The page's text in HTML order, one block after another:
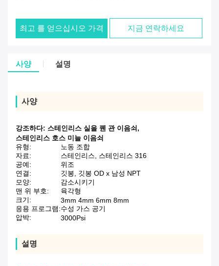
최고 를 얻으십시오 가격 지금 연락하세요
사양 설명
사양
강조하다: 스테인리스 실을 꿴 관 이음쇠 ,
스테인리스 호스 미늘 이음쇠
유형:
노동 조합
자료:
스테인리스, 스테인리스 316
공예:
위조
연결:
깃봉, 깃봉 OD x 남성 NPT
모양:
감소시키기
맨 위 부호:
육각형
크기:
3mm 4mm 6mm 8mm
응용 프로그램:수성 가스 공기
압박:
3000Psi
설명